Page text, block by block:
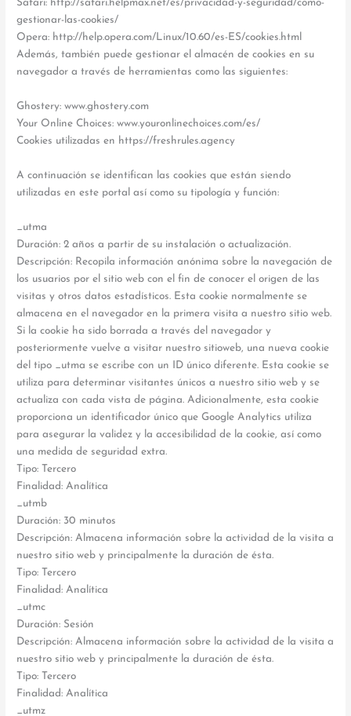
Safari: http://safari.helpmax.net/es/privacidad-y-seguridad/como-
gestionar-las-cookies/
Opera: http://help.opera.com/Linux/10.60/es-ES/cookies.html
Además, también puede gestionar el almacén de cookies en su
navegador a través de herramientas como las siguientes:
Ghostery: www.ghostery.com
Your Online Choices: www.youronlinechoices.com/es/
Cookies utilizadas en https://freshrules.agency
A continuación se identifican las cookies que están siendo
utilizadas en este portal así como su tipología y función:
_utma
Duración: 2 años a partir de su instalación o actualización.
Descripción: Recopila información anónima sobre la navegación de
los usuarios por el sitio web con el fin de conocer el origen de las
visitas y otros datos estadísticos. Esta cookie normalmente se
almacena en el navegador en la primera visita a nuestro sitio web.
Si la cookie ha sido borrada a través del navegador y
posteriormente vuelve a visitar nuestro sitioweb, una nueva cookie
del tipo _utma se escribe con un ID único diferente. Esta cookie se
utiliza para determinar visitantes únicos a nuestro sitio web y se
actualiza con cada vista de página. Adicionalmente, esta cookie
proporciona un identificador único que Google Analytics utiliza
para asegurar la validez y la accesibilidad de la cookie, así como
una medida de seguridad extra.
Tipo: Tercero
Finalidad: Analítica
_utmb
Duración: 30 minutos
Descripción: Almacena información sobre la actividad de la visita a
nuestro sitio web y principalmente la duración de ésta.
Tipo: Tercero
Finalidad: Analítica
_utmc
Duración: Sesión
Descripción: Almacena información sobre la actividad de la visita a
nuestro sitio web y principalmente la duración de ésta.
Tipo: Tercero
Finalidad: Analítica
_utmz